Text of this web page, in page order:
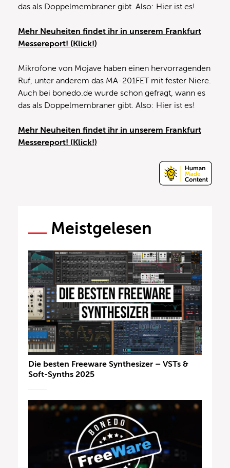
das als Doppelmembraner gibt. Also: Hier ist es!
Mehr Neuheiten findet ihr in unserem Frankfurt
Messereport! (Klick!)
Mikrofone von Mojave haben einen hervorragenden
Ruf, unter anderem das MA-201FET mit fester Niere.
Auch bei bonedo.de wurde schon gefragt, wann es
das als Doppelmembraner gibt. Also: Hier ist es!
Mehr Neuheiten findet ihr in unserem Frankfurt
Messereport! (Klick!)
Meistgelesen
Die besten Freeware Synthesizer – VSTs &
Soft-Synths 2025